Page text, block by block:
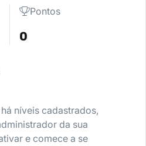
Pontos
0
níveis cadastrados,
da sua
e comece a se